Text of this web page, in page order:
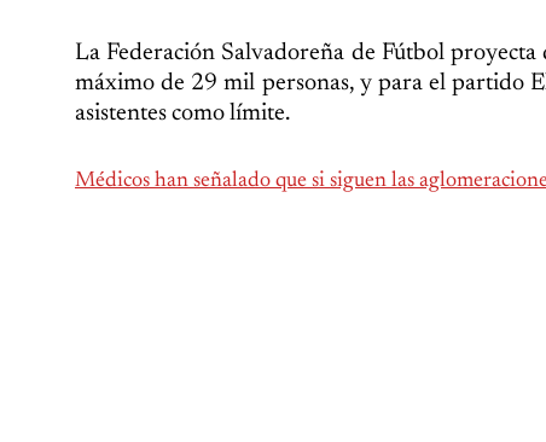
La Federación Salvadoreña de Fútbol
máximo de 29 mil personas, y para el partido
asistentes como límite.
Médicos han señalado que si siguen las